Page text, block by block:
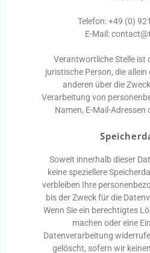
Telefon: +49 (0)
E-Mail:
Verantwortliche Stelle ist
juristische Person, die
anderen über die
Verarbeitung von
Namen, E-Mail-Adressen
Soweit innerhalb dieser
keine speziellere
verbleiben Ihre
bis der Zweck für die
Wenn Sie ein berechtigtes
machen oder eine
Datenverarbeitung
gelöscht, sofern wir